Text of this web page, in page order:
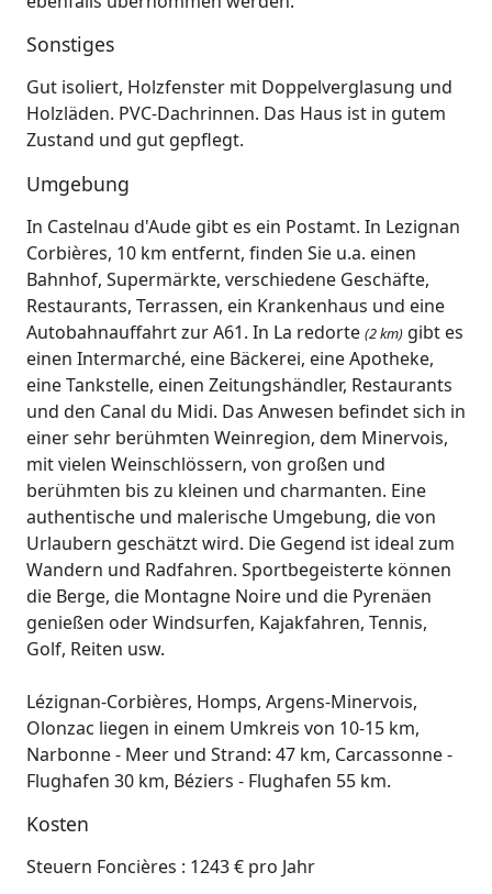
Sonstiges
Gut isoliert, Holzfenster mit Doppelverglasung und
Holzläden. PVC-Dachrinnen. Das Haus ist in gutem
Zustand und gut gepflegt.
Umgebung
In Castelnau d'Aude gibt es ein Postamt. In Lezignan
Corbières, 10 km entfernt, finden Sie u.a. einen
Bahnhof, Supermärkte, verschiedene Geschäfte,
Restaurants, Terrassen, ein Krankenhaus und eine
Autobahnauffahrt zur A61. In La redorte (2 km) gibt es
einen Intermarché, eine Bäckerei, eine Apotheke,
eine Tankstelle, einen Zeitungshändler, Restaurants
und den Canal du Midi. Das Anwesen befindet sich in
einer sehr berühmten Weinregion, dem Minervois,
mit vielen Weinschlössern, von großen und
berühmten bis zu kleinen und charmanten. Eine
authentische und malerische Umgebung, die von
Urlaubern geschätzt wird. Die Gegend ist ideal zum
Wandern und Radfahren. Sportbegeisterte können
die Berge, die Montagne Noire und die Pyrenäen
genießen oder Windsurfen, Kajakfahren, Tennis,
Golf, Reiten usw.
Lézignan-Corbières, Homps, Argens-Minervois,
Olonzac liegen in einem Umkreis von 10-15 km,
Narbonne - Meer und Strand: 47 km, Carcassonne -
Flughafen 30 km, Béziers - Flughafen 55 km.
Kosten
Steuern Foncières : 1243 € pro Jahr